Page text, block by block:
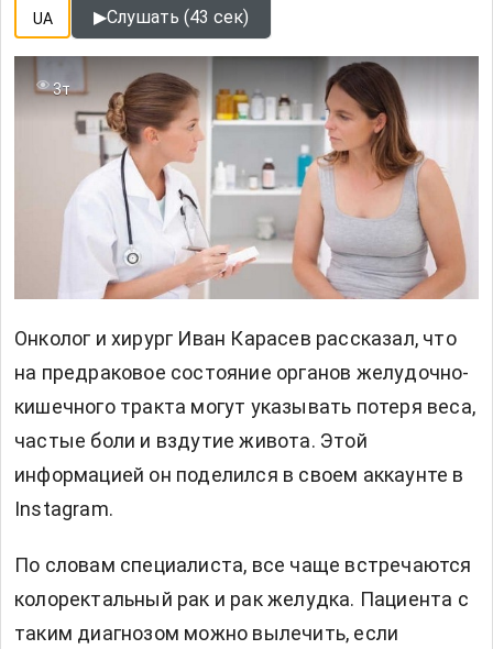
UA ▶Слушать (43 сек)
3т
Онколог и хирург Иван Карасев рассказал, что
на предраковое состояние органов желудочно-
кишечного тракта могут указывать потеря веса,
частые боли и вздутие живота. Этой
информацией он поделился в своем аккаунте в
Instagram.
По словам специалиста, все чаще встречаются
колоректальный рак и рак желудка. Пациента с
таким диагнозом можно вылечить, если